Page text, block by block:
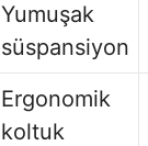
Yumuşak
süspansiyon
Ergonomik
koltuk